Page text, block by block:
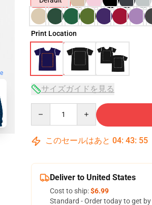
Print Location
サイズガイドを見る
このセールはあと 04: 43: 54
Deliver to United States
Cost to ship:$6.99
Standard - Order today to get by